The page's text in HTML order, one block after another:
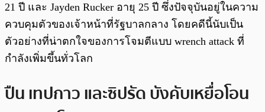
21 ปี และ Jayden Rucker อายุ 25 ปี ซึ่งปัจจุบันอยู่ในความ
ควบคุมตัวของเจ้าหน้าที่รัฐบาลกลาง โดยคดีนี้นับเป็น
ตัวอย่างที่น่าตกใจของการโจมตีแบบ wrench attack ที่
กำลังเพิ่มขึ้นทั่วโลก
ปืน เทปกาว และซิปรัด บังคับเหยื่อโอน